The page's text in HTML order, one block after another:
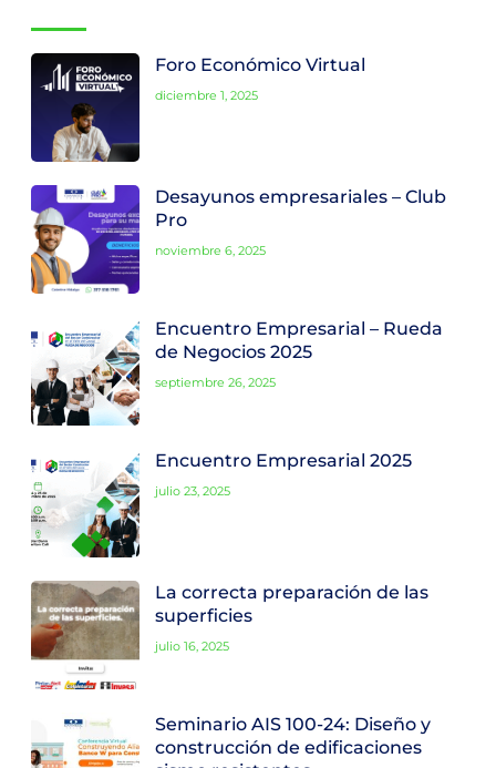
Foro Económico Virtual
diciembre 1, 2025
Desayunos empresariales – Club
Pro
noviembre 6, 2025
Encuentro Empresarial – Rueda
de Negocios 2025
septiembre 26, 2025
Encuentro Empresarial 2025
julio 23, 2025
La correcta preparación de las
superficies
julio 16, 2025
Seminario AIS 100-24: Diseño y
construcción de edificaciones